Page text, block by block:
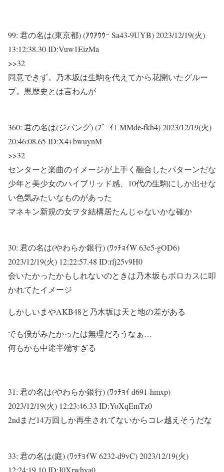
99: 君の名は(東京都) (ｱｳｱｳｳｰ Sa43-9UYB)2023/12/19(火)
13:12:38.30 ID:Vuw1EizMa
>>32
同意できず。乃木坂は生駒を代えてから花開いたグルー
プ。黒歴史とは言わんが
360: 君の名は(ジパング) (ﾌﾞｰｲﾓ MMde-fkh4)2023/12/19(火)
20:46:08.65 ID:X4+bwuynM
>>32
センターと楽曲のイメージが上手く融合したパターンだな
少年と美少女のハイブリッド感、10代の生駒にしか出せな
い色気みたいなものがあった
マネキン新規の女ヲタ結構居たんじゃないかな確か
30: 君の名は(やわらか銀行) (ﾜｯﾁｮｲW 63e5-gOD6)
2023/12/19(火) 12:22:57.48 ID:rfj25v9H0
会いたかったかもしれないのときは乃木坂もボロカスに叩
かれてたイメージ
しかしいまやAKB48と乃木坂は天と地の差がある
でも僕がみたかったは無理だろうなぁ…
何もかも中途半端すぎる
31: 君の名は(やわらか銀行) (ﾜｯﾁｮｲ d691-hmxp)
2023/12/19(火) 12:23:46.33 ID:YoXqEmTz0
2ndまだ14万回しか再生されてないからコレ越えそうだな
33: 君の名は(庭) (ﾜｯﾁｮｲW 6232-d9vC)2023/12/19(火)
12:24:19.10 ID:J0Xrwhya0